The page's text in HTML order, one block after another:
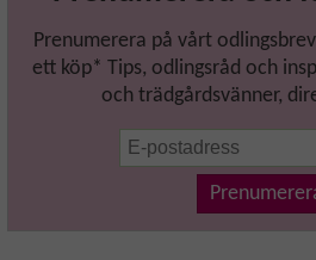
Prenumerera på vårt
ett köp* Tips, odlingsråd och
och trädgårdsvänner,